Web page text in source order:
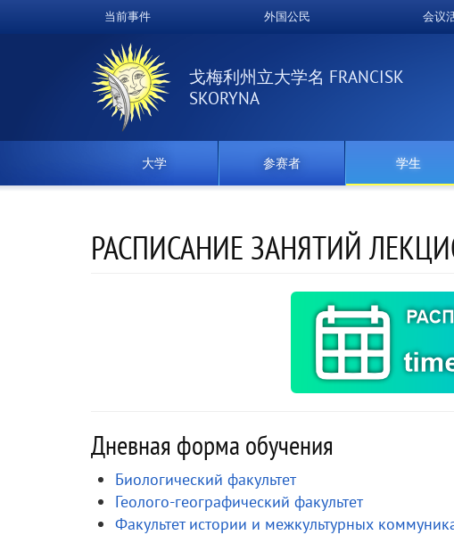
Верхнее
меню
当前事件 外国公民 会议
戈梅利州立大学名 FRANCISK
SKORYNA
大学 参赛者 学生
РАСПИСАНИЕ ЗАНЯТИЙ
Дневная форма обучения
Биологический факультет
Геолого-географический факультет
Факультет истории и межкультурных